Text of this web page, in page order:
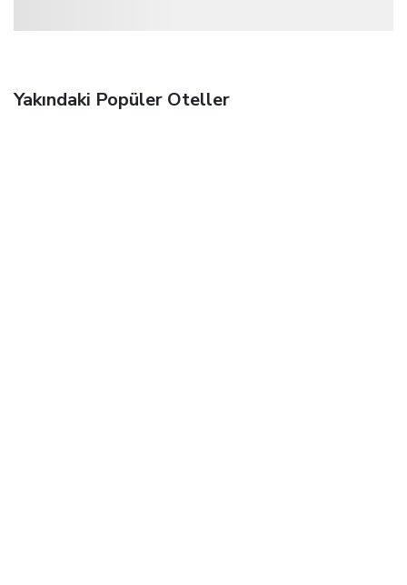
Yakındaki Popüler Oteller